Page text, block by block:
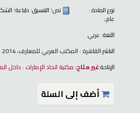
نوع المادة :
نص؛ التنسيق: طباعة؛
عام;
اللغة: عربي
الناشر:القاهرة : المكتب العربي للمعارف، 2014
الإتاحة:غير متاح: مكتبة اتحاد الإمارات : داخل
أضف إلى السلة